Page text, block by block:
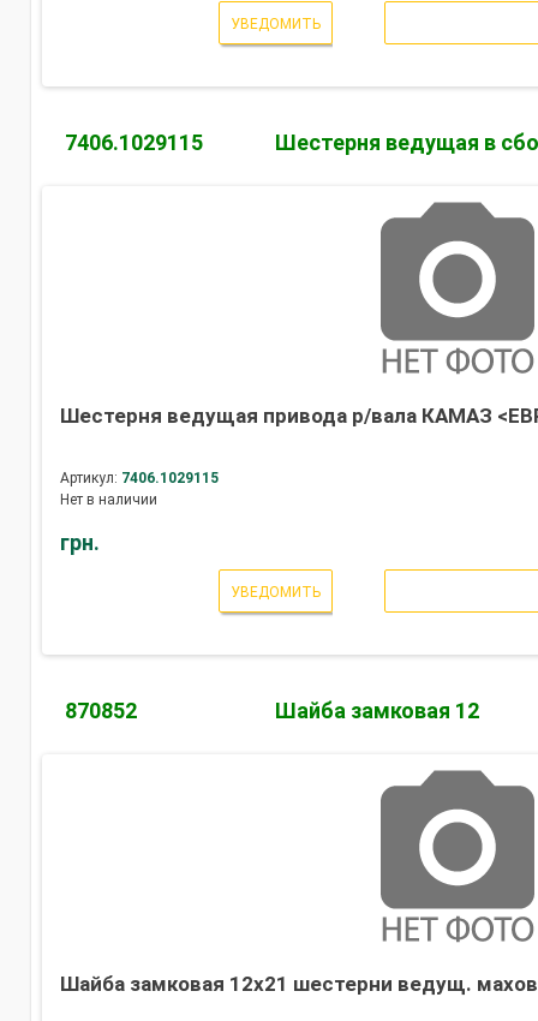
УВЕДОМИТЬ
7406.1029115 Шестерня ведущая в
Шестерня ведущая привода р/вала КАМАЗ
Артикул: 7406.1029115
Нет в наличии
грн.
УВЕДОМИТЬ
870852 Шайба замковая 12
Шайба замковая 12х21 шестерни ведущ.